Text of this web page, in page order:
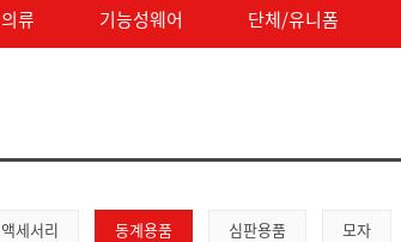
의류 기능성웨어 단체/유니폼
액세서리 동계용품 심판용품 모자